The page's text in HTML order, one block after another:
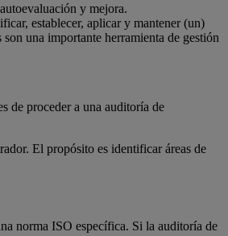
y mejora.
establecer, aplicar y mantener (un)
una importante herramienta de gestión
de proceder a una auditoría de
El propósito es identificar áreas de
norma ISO específica. Si la auditoría de